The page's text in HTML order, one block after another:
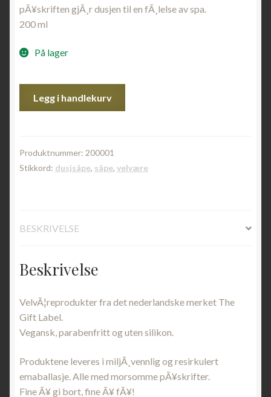
pÃ¥skriften gjÃ¸r dusjen til en fÃ¸lelse av spa.
200 ml
På lager
day
antall
Legg i handlekurv
Produktnummer: 200001
Stikkord: dusjsåpe, såpe, velvære
BESKRIVELSE
Beskrivelse
VelvÃ¦reprodukter fra det nederlandske merket The
Gift Label.
Vegansk, parabenfritt og uten silikon.
Produktene leveres i miljÃ¸vennlig og resirkulert
emaballasje. Alle med morsomme pÃ¥skrifter.
Fine Ã¥ gi bort, fine Ã¥ fÃ¥!